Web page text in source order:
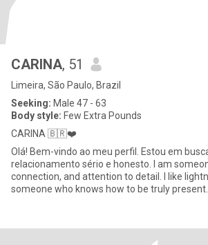
CARINA, 51
Limeira, São Paulo, Brazil
Seeking: Male 47 - 63
Body style: Few Extra Pounds
CARINA 🇧🇷❤️
Olá! Bem-vindo ao meu perfil. Estou em
relacionamento sério e honesto. I am
connection, and attention to detail. I like
someone who knows how to be truly